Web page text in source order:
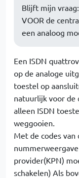
Blijft mijn
VOOR de
een analoog
Een ISDN
op de analoge
toestel op
natuurlijk voor de
alleen ISDN
weggooien.
Met de codes
provider(KPN)
schakelen) Als